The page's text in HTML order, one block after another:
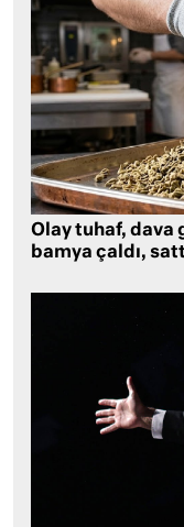
Olay tuhaf, dava
bamya çaldı,